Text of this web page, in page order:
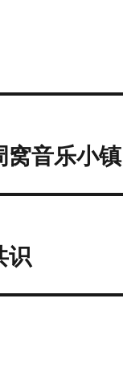
窝音乐小镇
识